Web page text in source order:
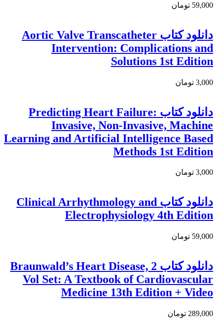
59,000 تومان
دانلود كتاب Aortic Valve Transcatheter
Intervention: Complications and
Solutions 1st Edition
3,000 تومان
دانلود کتاب Predicting Heart Failure:
Invasive, Non-Invasive, Machine
Learning and Artificial Intelligence Based
Methods 1st Edition
3,000 تومان
دانلود كتاب Clinical Arrhythmology and
Electrophysiology 4th Edition
59,000 تومان
دانلود کتاب Braunwald’s Heart Disease, 2
Vol Set: A Textbook of Cardiovascular
Medicine 13th Edition + Video
289,000 تومان